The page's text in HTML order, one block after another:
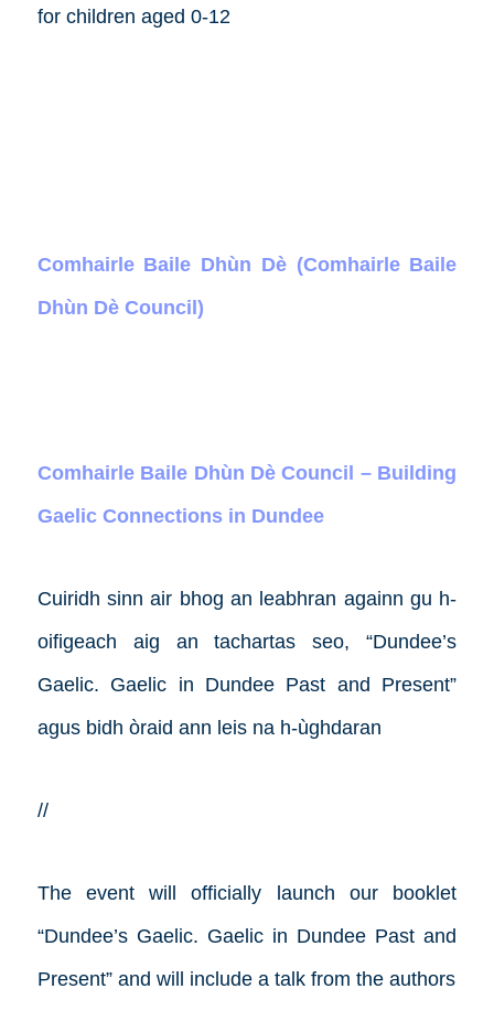
for children aged 0-12
Comhairle Baile Dhùn Dè (Comhairle Baile
Dhùn Dè Council)
Comhairle Baile Dhùn Dè Council – Building
Gaelic Connections in Dundee
Cuiridh sinn air bhog an leabhran againn gu h-
oifigeach aig an tachartas seo, “Dundee’s
Gaelic. Gaelic in Dundee Past and Present”
agus bidh òraid ann leis na h-ùghdaran
//
The event will officially launch our booklet
“Dundee’s Gaelic. Gaelic in Dundee Past and
Present” and will include a talk from the authors